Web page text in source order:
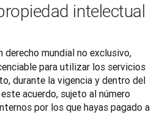
intelectual
derecho mundial no exclusivo,
para utilizar los servicios
durante la vigencia y dentro del
acuerdo, sujeto al número
por los que hayas pagado a